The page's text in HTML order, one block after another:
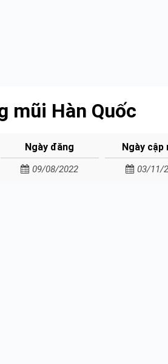
mũi Hàn Quốc
Ngày đăng
09/08/2022
Ngày cập
03/11/